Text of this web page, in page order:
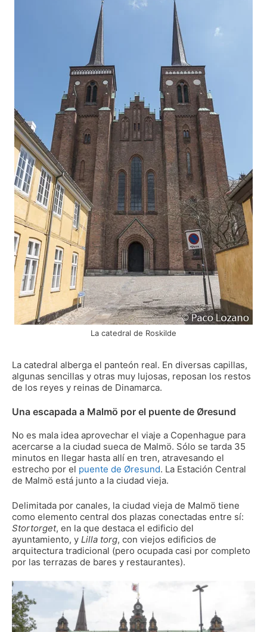
La catedral de Roskilde
La catedral alberga el panteón real. En diversas capillas,
algunas sencillas y otras muy lujosas, reposan los restos
de los reyes y reinas de Dinamarca.
Una escapada a Malmö por el puente de Øresund
No es mala idea aprovechar el viaje a Copenhague para
acercarse a la ciudad sueca de Malmö. Sólo se tarda 35
minutos en llegar hasta allí en tren, atravesando el
estrecho por el puente de Øresund. La Estación Central
de Malmö está junto a la ciudad vieja.
Delimitada por canales, la ciudad vieja de Malmö tiene
como elemento central dos plazas conectadas entre sí:
Stortorget, en la que destaca el edificio del
ayuntamiento, y Lilla torg, con viejos edificios de
arquitectura tradicional (pero ocupada casi por completo
por las terrazas de bares y restaurantes).